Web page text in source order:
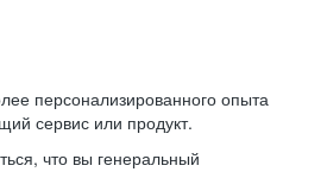
персонализированного опыта
сервис или продукт.
что вы генеральный